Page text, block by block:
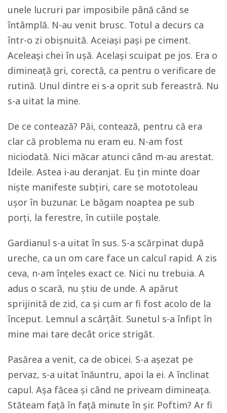
unele lucruri par imposibile până când se
întâmplă. N-au venit brusc. Totul a decurs ca
într-o zi obișnuită. Aceiași pași pe ciment.
Aceleași chei în ușă. Același scuipat pe jos. Era o
dimineață gri, corectă, ca pentru o verificare de
rutină. Unul dintre ei s-a oprit sub fereastră. Nu
s-a uitat la mine.
De ce contează? Păi, contează, pentru că era
clar că problema nu eram eu. N-am fost
niciodată. Nici măcar atunci când m-au arestat.
Ideile. Astea i-au deranjat. Eu țin minte doar
niște manifeste subțiri, care se mototoleau
ușor în buzunar. Le băgam noaptea pe sub
porţi, la ferestre, în cutiile poștale.
Gardianul s-a uitat în sus. S-a scărpinat după
ureche, ca un om care face un calcul rapid. A zis
ceva, n-am înţeles exact ce. Nici nu trebuia. A
adus o scară, nu știu de unde. A apărut
sprijinită de zid, ca și cum ar fi fost acolo de la
început. Lemnul a scârțâit. Sunetul s-a înfipt în
mine mai tare decât orice strigăt.
Pasărea a venit, ca de obicei. S-a așezat pe
pervaz, s-a uitat înăuntru, apoi la ei. A înclinat
capul. Așa făcea și când ne priveam dimineaţa.
Stăteam faţă în faţă minute în șir. Poftim? Ar fi